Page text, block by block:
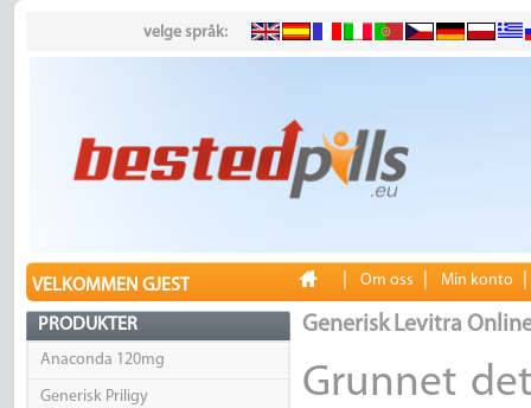
velge språk:
VELKOMMEN GJEST Om oss Min konto
PRODUKTER
Anaconda 120mg
Generisk Priligy
Generisk Levitra
Grunnet